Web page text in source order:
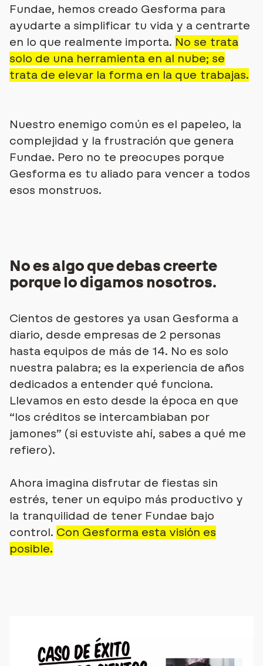
Fundae, hemos creado Gesforma para
ayudarte a simplificar tu vida y a centrarte
en lo que realmente importa. No se trata
solo de una herramienta en al nube; se
trata de elevar la forma en la que trabajas.
Nuestro enemigo común es el papeleo, la
complejidad y la frustración que genera
Fundae. Pero no te preocupes porque
Gesforma es tu aliado para vencer a todos
esos monstruos.
No es algo que debas creerte
porque lo digamos nosotros.
Cientos de gestores ya usan Gesforma a
diario, desde empresas de 2 personas
hasta equipos de más de 14. No es solo
nuestra palabra; es la experiencia de años
dedicados a entender qué funciona.
Llevamos en esto desde la época en que
“los créditos se intercambiaban por
jamones” (si estuviste ahí, sabes a qué me
refiero).
Ahora imagina disfrutar de fiestas sin
estrés, tener un equipo más productivo y
la tranquilidad de tener Fundae bajo
control. Con Gesforma esta visión es
posible.